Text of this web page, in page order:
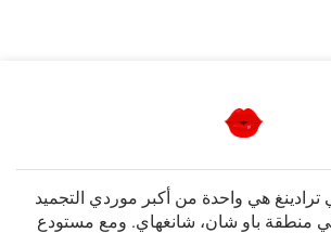
ترادينغ هي واحدة من أكبر موردي التجميد
منطقة باو شان، شانغهاي. ومع مستودع